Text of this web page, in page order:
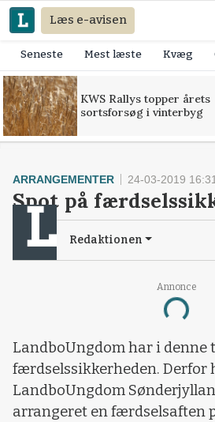
Læs e-avisen
Seneste Mest læste Kvæg
KWS Rallys topper årets
sortsforsøg i vinterbyg
Annonce
Loading...
ARRANGEMENTER 24-03-2019 16:31
Spot på
Redaktionen
LandboUngdom har i denne
færdselssikkerheden. Derfor
LandboUngdom
arrangeret en færdselsaften